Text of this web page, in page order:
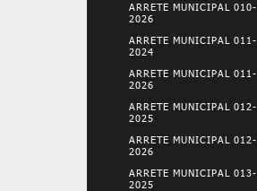
ARRETE MUNICIPAL 010-
2026
ARRETE MUNICIPAL 011-
2024
ARRETE MUNICIPAL 011-
2026
ARRETE MUNICIPAL 012-
2025
ARRETE MUNICIPAL 012-
2026
ARRETE MUNICIPAL 013-
2025